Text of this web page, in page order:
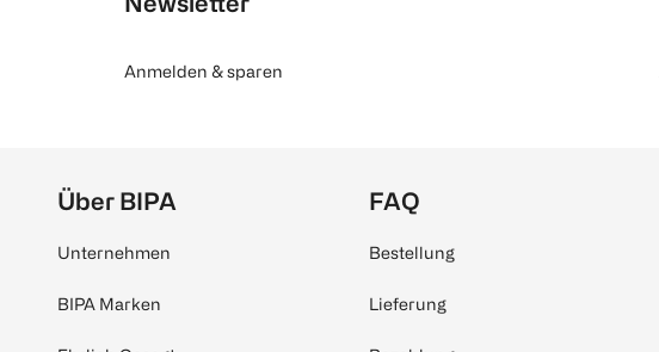
Anmelden & sparen
Über BIPA
Unternehmen
BIPA Marken
FAQ
Bestellung
Lieferung